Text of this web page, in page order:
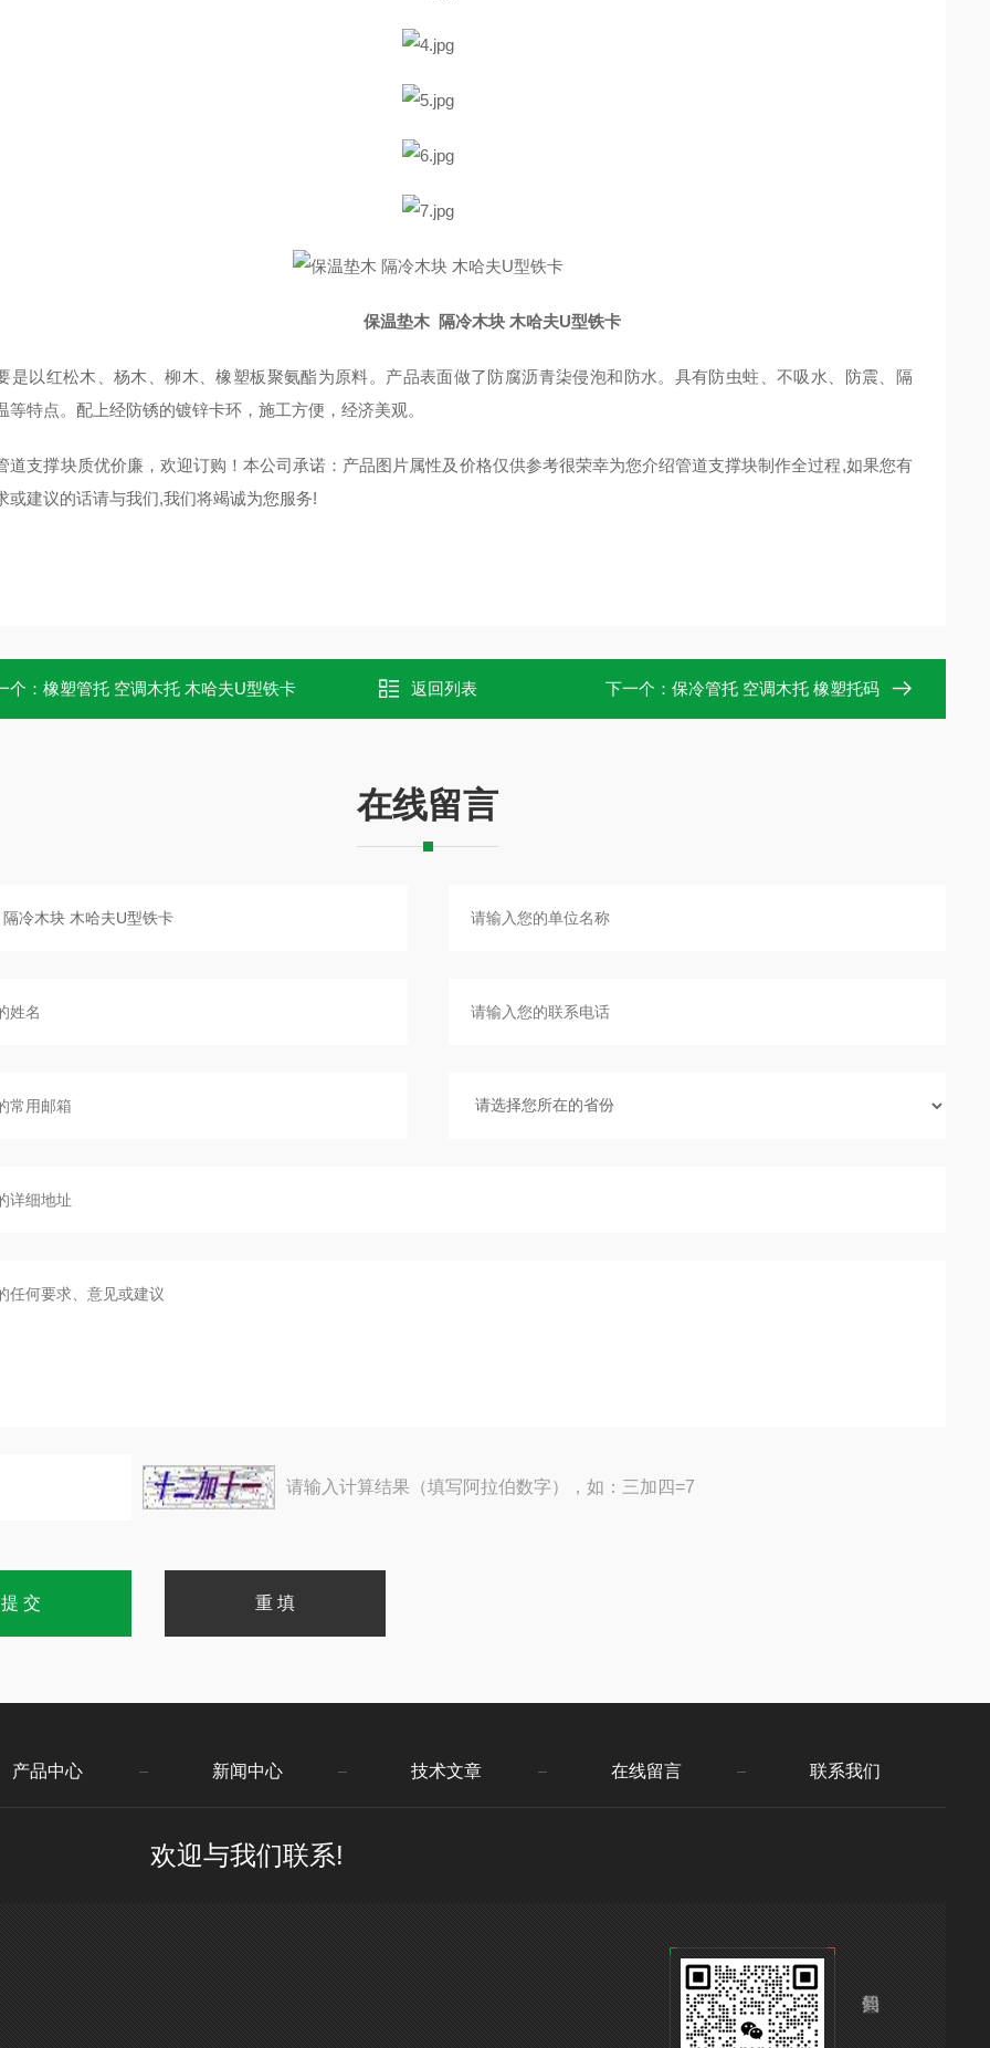
保温垫木 隔冷木块 木哈夫U型铁卡
红松木、杨木、柳木、橡塑板聚氨酯为原料。产品表面做了防腐沥青柒侵泡和防水。具有防虫蛀、不吸水、防震、隔
等特点。配上经防锈的镀锌卡环，施工方便，经济美观。
道支撑块质优价廉，欢迎订购！本公司承诺：产品图片属性及价格仅供参考很荣幸为您介绍管道支撑块制作全过程,如果您有
或建议的话请与我们,我们将竭诚为您服务!
个：橡塑管托 空调木托 木哈夫U型铁卡 返回列表 下一个： 保冷管托 空调木托 橡塑托码
在线留言
请输入计算结果（填写阿拉伯数字），如：三加四=7
产品中心 新闻中心 技术文章 在线留言 联系我们
欢迎与我们联系!